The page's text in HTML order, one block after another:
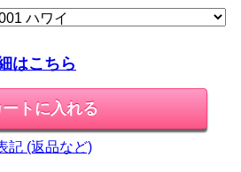
はこちら
記 (返品など)